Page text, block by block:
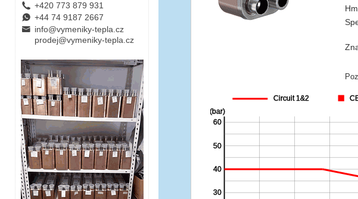
L +420 773 879 931
E +44 74 9187 2667
B info@vymeniky-tepla.cz
prodej@vymeniky-tepla.cz